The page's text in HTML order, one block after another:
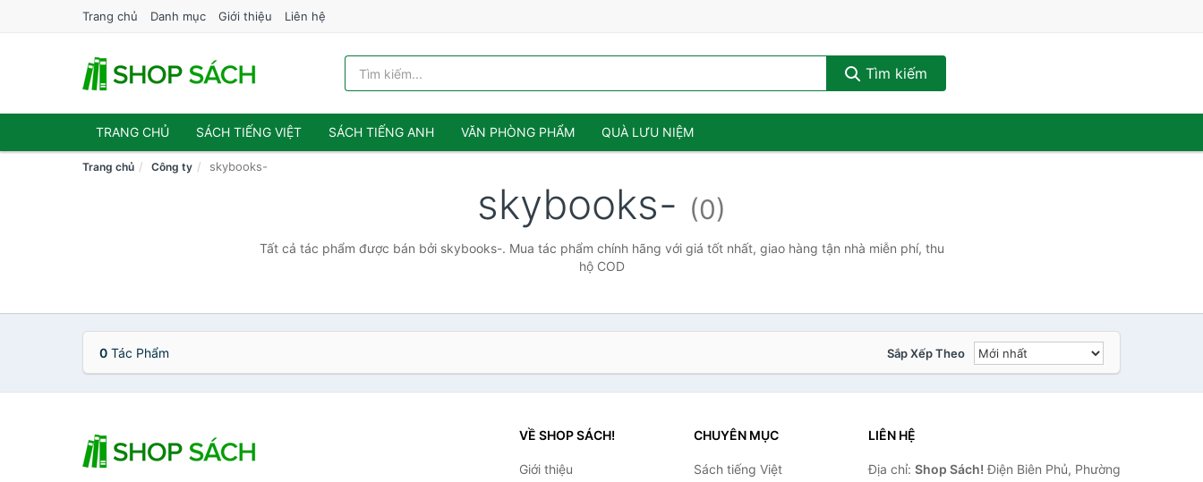
Trang chủ Danh mục Giới thiệu Liên hệ
Tìm kiếm
TRANG CHỦ SÁCH TIẾNG VIỆT SÁCH TIẾNG ANH VĂN PHÒNG PHẨM QUÀ LƯU NIỆM
Trang chủ Công ty skybooks-
skybooks- (0)
Tất cả tác phẩm được bán bởi skybooks-. Mua tác phẩm chính hãng với giá tốt nhất, giao hàng tận nhà miễn phí, thu
hộ COD
0 Tác Phẩm Sắp Xếp Theo
VỀ SHOP SÁCH!
Giới thiệu
CHUYÊN MỤC
Sách tiếng Việt
LIÊN HỆ
Địa chỉ: Shop Sách! Điện Biên Phủ, Phường